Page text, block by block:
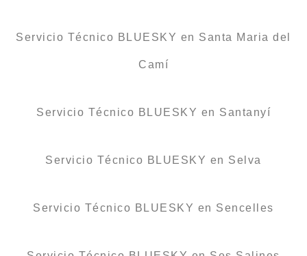
Servicio Técnico BLUESKY en Santa Maria del
Camí
Servicio Técnico BLUESKY en Santanyí
Servicio Técnico BLUESKY en Selva
Servicio Técnico BLUESKY en Sencelles